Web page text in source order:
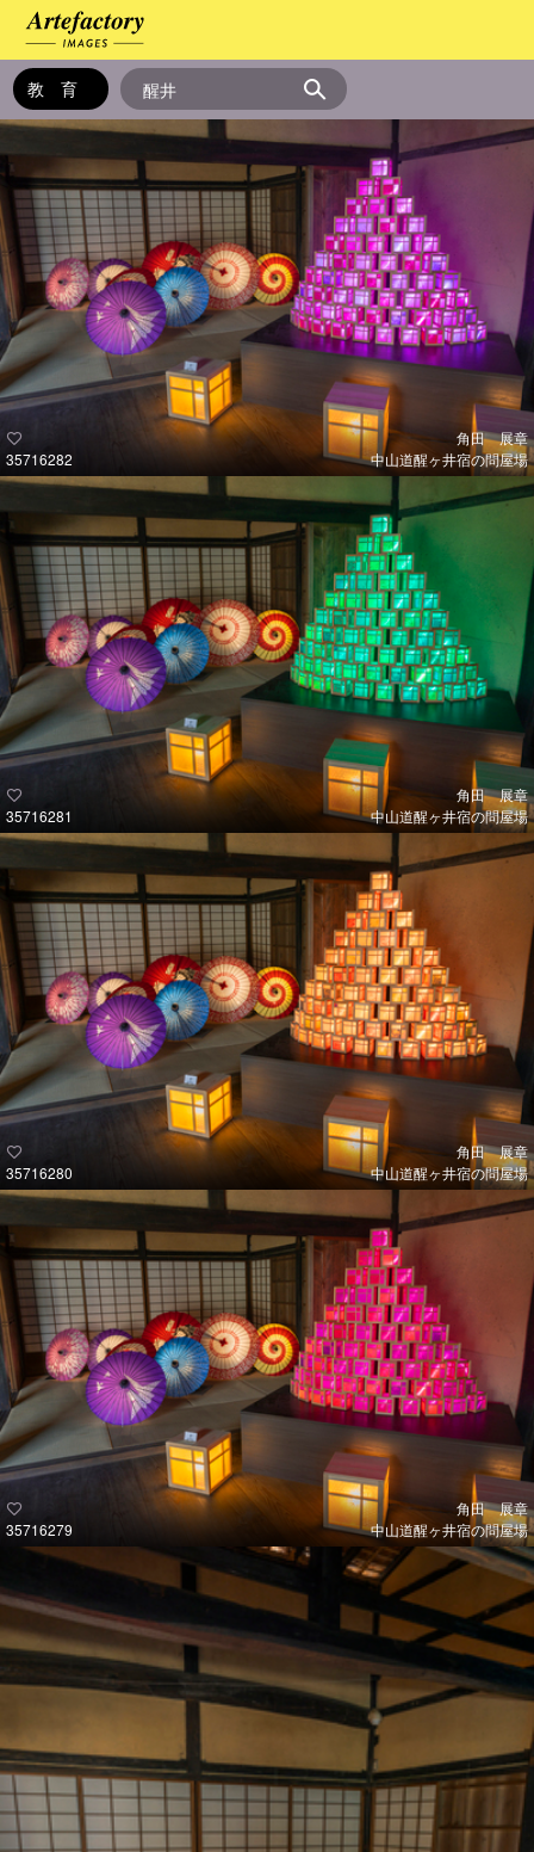
35716282
角田 展章
中山道醒ヶ井宿の問屋場
35716281
角田 展章
中山道醒ヶ井宿の問屋場
35716280
角田 展章
中山道醒ヶ井宿の問屋場
35716279
角田 展章
中山道醒ヶ井宿の問屋場